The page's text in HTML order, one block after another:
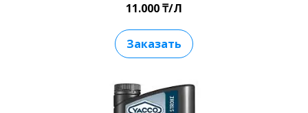
11.000 ₸/Л
Заказать